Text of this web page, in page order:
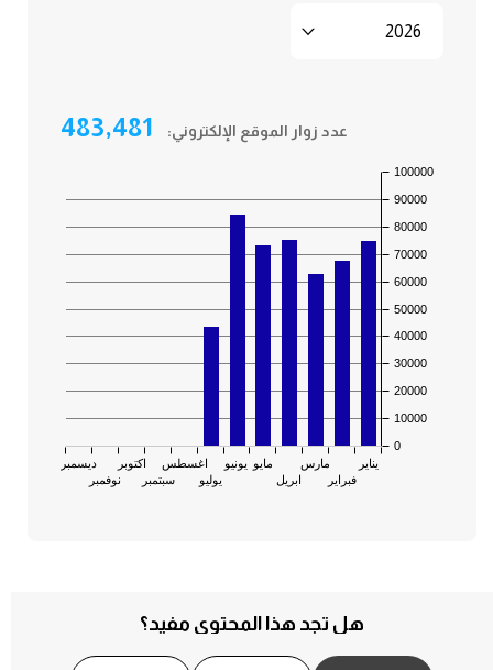
عدد زوار الموقع الإلكتروني: 483,481
هل تجد هذا المحتوى مفيد؟